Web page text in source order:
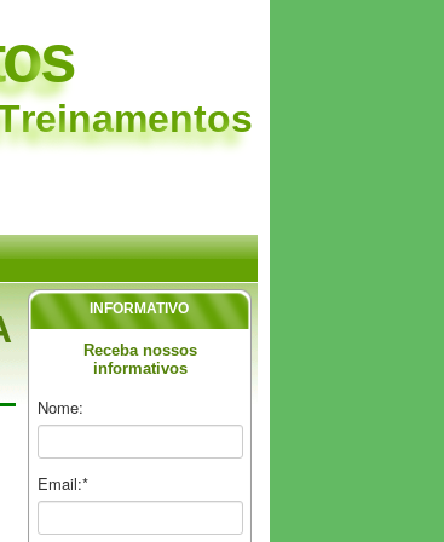
os
reinamentos
INFORMATIVO
Receba nossos
informativos
Nome:
Email:*